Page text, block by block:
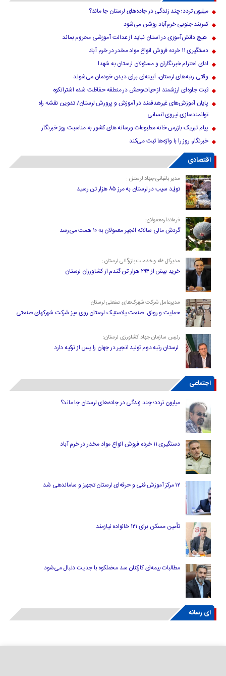
میلیون تردد؛ چند زندگی در جاده‌های لرستان جا ماند؟
کمربند جنوبی خرم‌‌آباد روشن می‌شود
هیچ دانش‌آموزی در استان نباید از عدالت آموزشی محروم بماند
دستگیری ۱۱ خرده فروش انواع مواد مخدر در خرم آباد
ادای احترام خبرنگاران و مسئولان لرستان به شهدا
وقتی رتبه‌های لرستان، آیینه‌ای برای دیدن خودمان می‌شوند
ثبت جلوه‌ای ارزشمند از حیات‌وحش در منطقه حفاظت شده اشترانکوه
پایان آموزش‌های غیرهدفمند در آموزش و پرورش لرستان/ تدوین نقشه راه
توانمندسازی نیروی انسانی
پیام تبریک بازرس خانه مطبوعات ورسانه های کشور به مناسبت روز خبرنگار
خبرنگار، روز را با واژه‌ها ثبت می‌کند
اقتصادی
مدیر باغبانی جهاد لرستان :
تولید سیب در لرستان به مرز ۸۵ هزار تن رسید
فرماندارمعمولان:
گردش مالی سالانه انجیر معمولان به ۱۰ همت می‌رسد
مدیرکل غله و خدمات بازرگانی لرستان :
خرید بیش از ۲۹۴ هزار تن گندم از کشاورزان لرستان
مدیرعامل شرکت شهرک‌های صنعتی لرستان:
حمایت و رونق صنعت پلاستیک لرستان روی میز شرکت شهرکهای صنعتی
رئیس سازمان جهاد کشاورزی لرستان:
لرستان رتبه دوم تولید انجیر در جهان را پس از ترکیه دارد
اجتماعی
میلیون تردد؛ چند زندگی در جاده‌های لرستان جا ماند؟
دستگیری ۱۱ خرده فروش انواع مواد مخدر در خرم آباد
۱۲ مرکز آموزش فنی و حرفه‌ای لرستان تجهیز و ساماندهی شد
تأمین مسکن برای ۱۲۱ خانواده نیازمند
مطالبات بیمه‌ای کارکنان سد مخملکوه با جدیت دنبال می‌شود
ای رسانه